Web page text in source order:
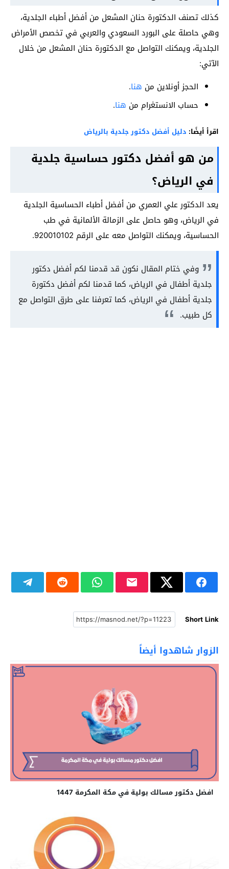
كذلك تصنف الدكتورة حنان المشعل من أفضل أطباء الجلدية،
وهي حاصلة على البورد السعودي والعربي في تخصص الأمراض
الجلدية، ويمكنك التواصل مع الدكتورة حنان المشعل من خلال
الآتي:
الحجز أونلاين من هنا.
حساب الانستغرام من هنا.
اقرأ أيضًا: دليل أفضل دكتور جلدية بالرياض
من هو أفضل دكتور حساسية جلدية
في الرياض؟
يعد الدكتور علي العمري من أفضل أطباء الحساسية الجلدية
في الرياض، وهو حاصل على الزمالة الألمانية في طب
الحساسية، ويمكنك التواصل معه على الرقم 920010102.
وفي ختام المقال نكون قد قدمنا لكم أفضل دكتور
جلدية أطفال في الرياض، كما قدمنا لكم أفضل دكتورة
جلدية أطفال في الرياض، كما تعرفنا على طرق التواصل مع
كل طبيب.
Short Link
الزوار شاهدوا أيضاً
افضل دكتور مسالك بولية في مكة المكرمة 1447